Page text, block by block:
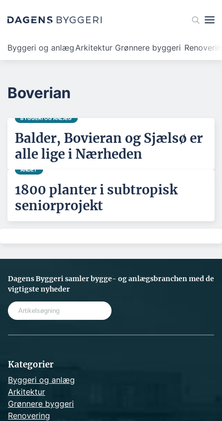
Byggeri og anlægArkitektur Grønnere byggeri
Boverian
BYGGERI OG ANLÆG
Balder, Bovieran og Sjælsø er
alle lige i Nærheden
ANDET
1800 planter i subtropisk
seniorprojekt
Dagens Byggeri samler bygge- og anlægsbranchen med de
vigtigste nyheder
Kategorier
Byggeri og anlæg
Arkitektur
Grønnere byggeri
Renovering